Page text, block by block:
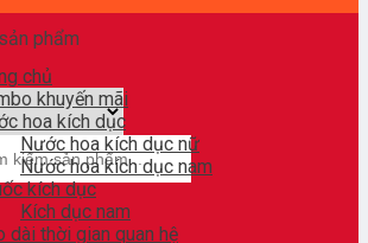
phẩm
chủ
khuyến mãi
hoa kích dục
Nước hoa kích dục nữ
Nước hoa kích dục nam
kích dục
Kích dục nam
dài thời gian quan hệ